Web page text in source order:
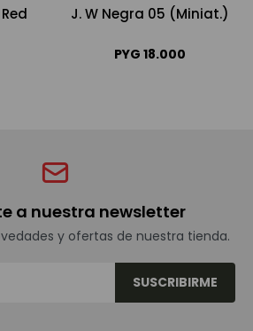
J. W Negra 05 (Miniat.)
PYG 18.000
a nuestra newsletter
y ofertas de nuestra tienda.
SUSCRIBIRME